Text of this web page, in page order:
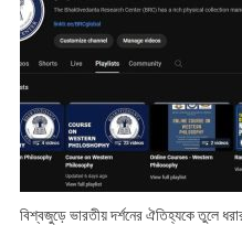
বিশ্বজুড়ে ভারতীয় দর্শনের ঐতিহ্যকে তুলে